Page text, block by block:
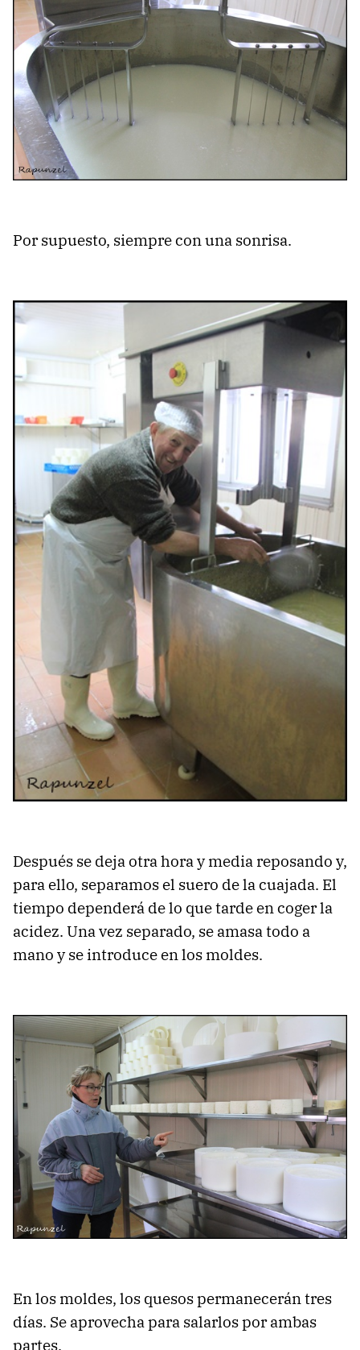
Por supuesto, siempre con una sonrisa.
Después se deja otra hora y media reposando y,
para ello, separamos el suero de la cuajada. El
tiempo dependerá de lo que tarde en coger la
acidez. Una vez separado, se amasa todo a
mano y se introduce en los moldes.
En los moldes, los quesos permanecerán tres
días. Se aprovecha para salarlos por ambas
partes.